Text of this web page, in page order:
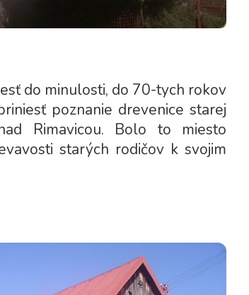
do minulosti, do 70-tych rokov
poznanie drevenice starej
Rimavicou. Bolo to miesto
starých rodičov k svojim